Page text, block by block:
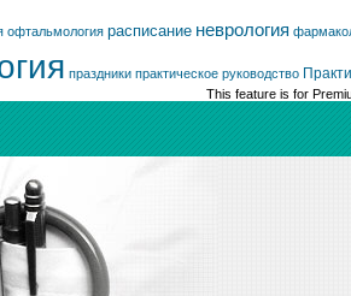
офтальмология расписание неврология
праздники практическое руководство
This feature is for